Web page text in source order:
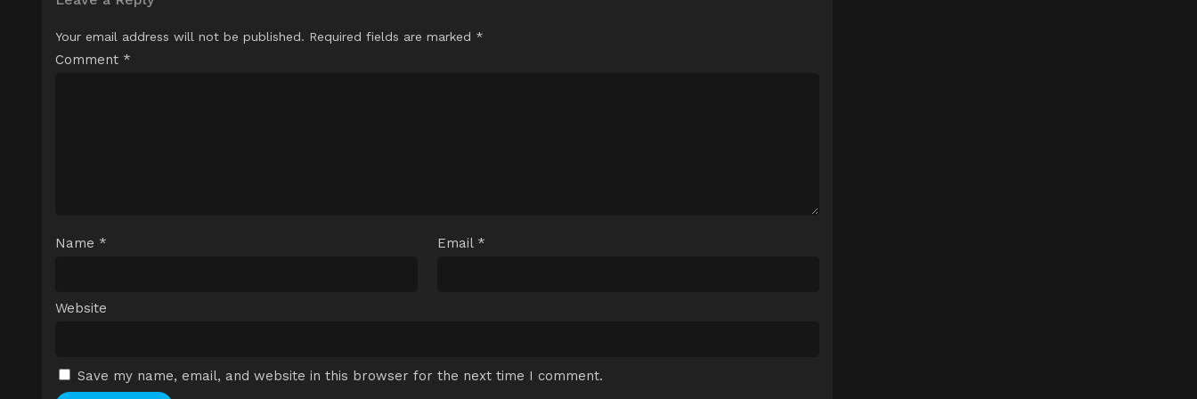
Your email address will not be published. Required fields are marked *
Comment *
Name * Email *
Website
Save my name, email, and website in this browser for the next time I comment.